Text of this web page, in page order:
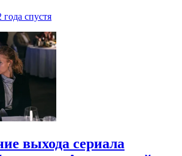
года спустя
выхода сериала